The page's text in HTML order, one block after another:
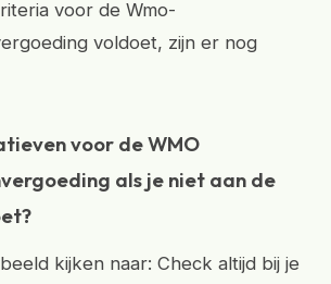
voor de Wmo-
voldoet, zijn er nog
voor de WMO
als je niet aan de
kijken naar: Check altijd bij je